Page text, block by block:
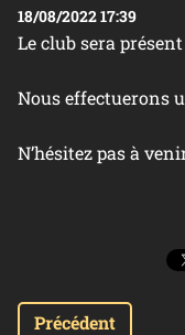
18/08/2022 17:39
Le club sera
Nous effectuerons
N’hésitez pas à
Précédent